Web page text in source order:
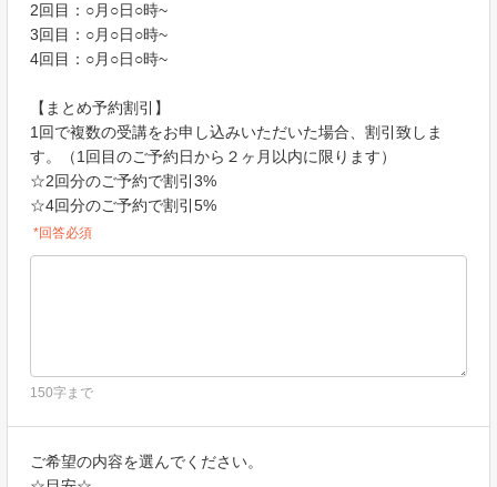
2回目：○月○日○時~
3回目：○月○日○時~
4回目：○月○日○時~
【まとめ予約割引】
1回で複数の受講をお申し込みいただいた場合、割引致しま
す。（1回目のご予約日から２ヶ月以内に限ります）
☆2回分のご予約で割引3%
☆4回分のご予約で割引5%
*回答必須
150字まで
ご希望の内容を選んでください。